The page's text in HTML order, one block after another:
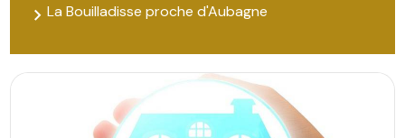
La Bouilladisse proche d'Aubagne